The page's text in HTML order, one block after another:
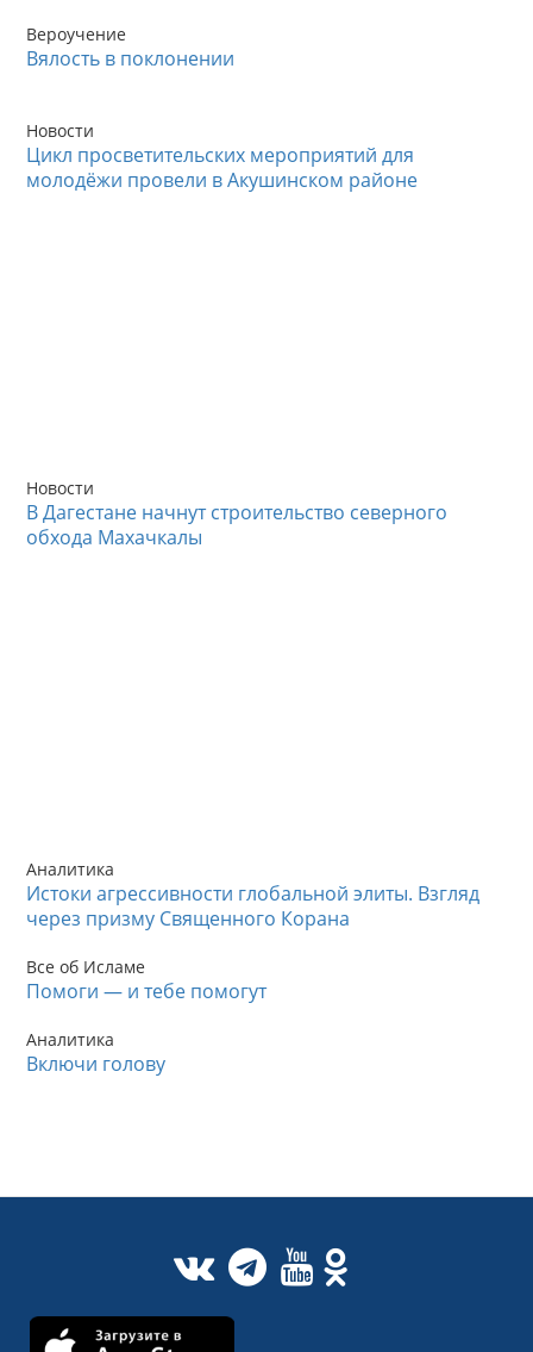
Вероучение
Вялость в поклонении
Новости
Цикл просветительских мероприятий для
молодёжи провели в Акушинском районе
Новости
В Дагестане начнут строительство северного
обхода Махачкалы
Аналитика
Истоки агрессивности глобальной элиты. Взгляд
через призму Священного Корана
Все об Исламе
Помоги — и тебе помогут
Аналитика
Включи голову